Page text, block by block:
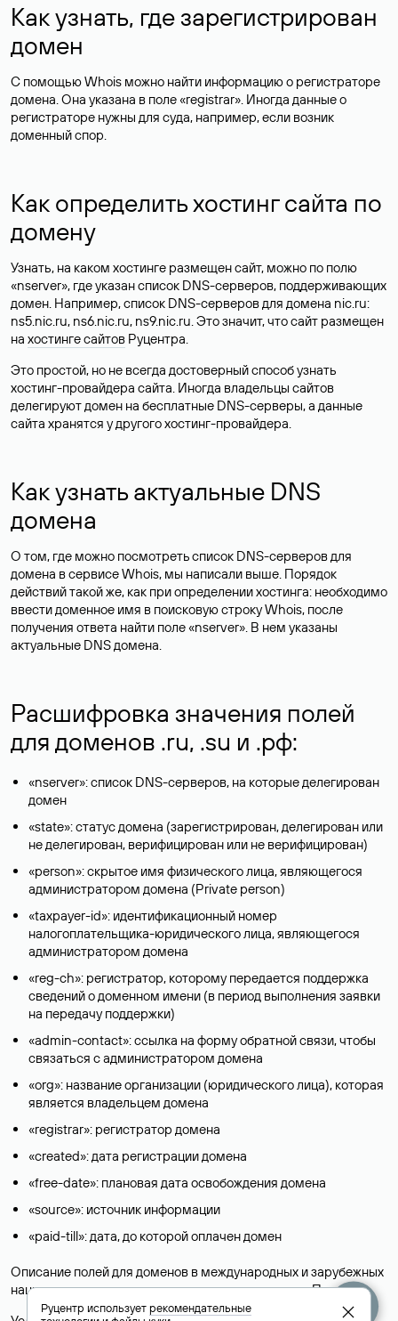
Как узнать, где зарегистрирован
домен
С помощью Whois можно найти информацию о регистраторе
домена. Она указана в поле «registrar». Иногда данные о
регистраторе нужны для суда, например, если возник
доменный спор.
Как определить хостинг сайта по
домену
Узнать, на каком хостинге размещен сайт, можно по полю
«nserver», где указан список DNS-серверов, поддерживающих
домен. Например, список DNS-серверов для домена nic.ru:
ns5.nic.ru, ns6.nic.ru, ns9.nic.ru. Это значит, что сайт размещен
на хостинге сайтов Руцентра.
Это простой, но не всегда достоверный способ узнать
хостинг-провайдера сайта. Иногда владельцы сайтов
делегируют домен на бесплатные DNS-серверы, а данные
сайта хранятся у другого хостинг-провайдера.
Как узнать актуальные DNS
домена
О том, где можно посмотреть список DNS-серверов для
домена в сервисе Whois, мы написали выше. Порядок
действий такой же, как при определении хостинга: необходимо
ввести доменное имя в поисковую строку Whois, после
получения ответа найти поле «nserver». В нем указаны
актуальные DNS домена.
Расшифровка значения полей
для доменов .ru, .su и .рф:
«nserver»: список DNS-серверов, на которые делегирован
домен
«state»: статус домена (зарегистрирован, делегирован или
не делегирован, верифицирован или не верифицирован)
«person»: скрытое имя физического лица, являющегося
администратором домена (Privatе person)
«taxpayer-id»: идентификационный номер
налогоплательщика-юридического лица, являющегося
администратором домена
«reg-ch»: регистратор, которому передается поддержка
сведений о доменном имени (в период выполнения заявки
на передачу поддержки)
«admin-contact»: ссылка на форму обратной связи, чтобы
связаться с администратором домена
«org»: название организации (юридического лица), которая
является владельцем домена
«registrar»: регистратор домена
«created»: дата регистрации домена
«free-date»: плановая дата освобождения домена
«source»: источник информации
«paid-till»: дата, до которой оплачен домен
Описание полей для доменов в международных и зарубежных
национальных доменах представлены в разделе «Помощь».
Руцентр используетрекомендательные